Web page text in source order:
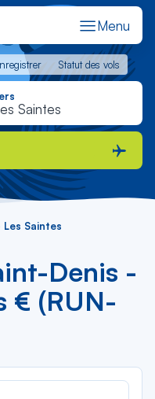
Menu
Statut des vols
Statut des vols
Saintes
Denis -
€ (RUN-